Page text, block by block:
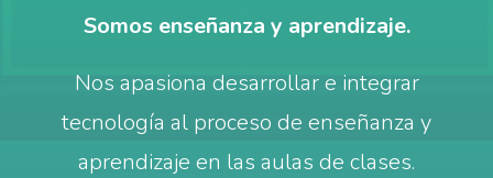
Somos enseñanza y aprendizaje.
Nos apasiona desarrollar e integrar
tecnología al proceso de enseñanza y
aprendizaje en las aulas de clases.